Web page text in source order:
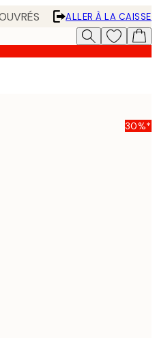
ALLER À LA CAISSE
30%*